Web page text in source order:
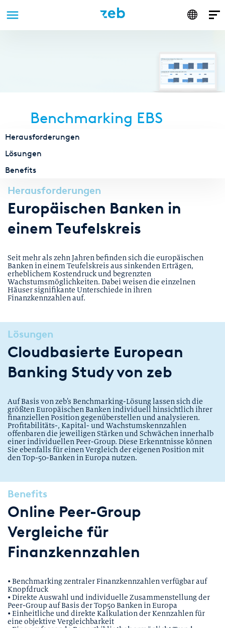
Anmelden
Benchmarking EBS
Herausforderungen
Lösungen
Benefits
Herausforderungen
Europäischen Banken in
einem Teufelskreis
Seit mehr als zehn Jahren befinden sich die europäischen
Banken in einem Teufelskreis aus sinkenden Erträgen,
erheblichem Kostendruck und begrenzten
Wachstumsmöglichkeiten. Dabei weisen die einzelnen
Häuser signifikante Unterschiede in ihren
Finanzkennzahlen auf.
Lösungen
Cloudbasierte European
Banking Study von zeb
Auf Basis von zeb’s Benchmarking-Lösung lassen sich die
größten Europäischen Banken individuell hinsichtlich ihrer
finanziellen Position gegenüberstellen und analysieren.
Profitabilitäts-, Kapital- und Wachstumskennzahlen
offenbaren die jeweiligen Stärken und Schwächen innerhalb
einer individuellen Peer-Group. Diese Erkenntnisse können
Sie ebenfalls für einen Vergleich der eigenen Position mit
den Top-50-Banken in Europa nutzen.
Benefits
Online Peer-Group
Vergleiche für
Finanzkennzahlen
• Benchmarking zentraler Finanzkennzahlen verfügbar auf
Knopfdruck
• Direkte Auswahl und individuelle Zusammenstellung der
Peer-Group auf Basis der Top50 Banken in Europa
• Einheitliche und direkte Kalkulation der Kennzahlen für
eine objektive Vergleichbarkeit